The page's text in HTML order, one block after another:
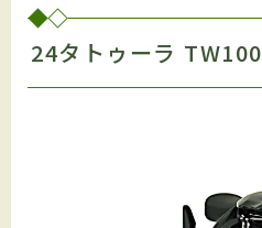
24タトゥーラ TW100